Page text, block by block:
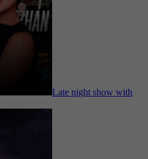
Late night show with